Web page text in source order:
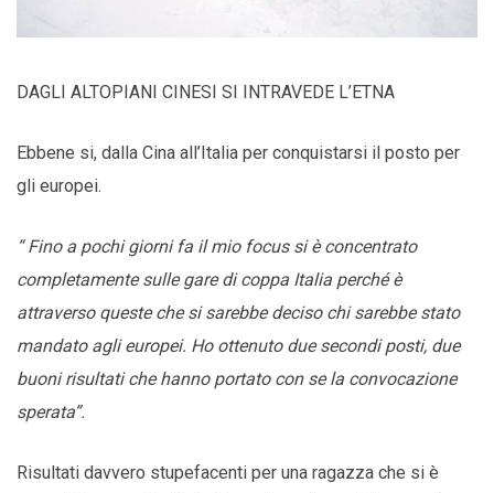
DAGLI ALTOPIANI CINESI SI INTRAVEDE L’ETNA
Ebbene si, dalla Cina all’Italia per conquistarsi il posto per
gli europei.
“ Fino a pochi giorni fa il mio focus si è concentrato
completamente sulle gare di coppa Italia perché è
attraverso queste che si sarebbe deciso chi sarebbe stato
mandato agli europei. Ho ottenuto due secondi posti, due
buoni risultati che hanno portato con se la convocazione
sperata”.
Risultati davvero stupefacenti per una ragazza che si è